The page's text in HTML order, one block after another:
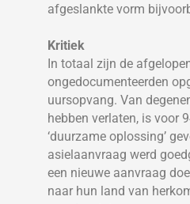
afgeslankte vorm
Kritiek
In totaal zijn de
ongedocumenteerden
uursopvang. Van
hebben verlaten, is voor
‘duurzame oplossing’
asielaanvraag werd
een nieuwe aanvraag
naar hun land van